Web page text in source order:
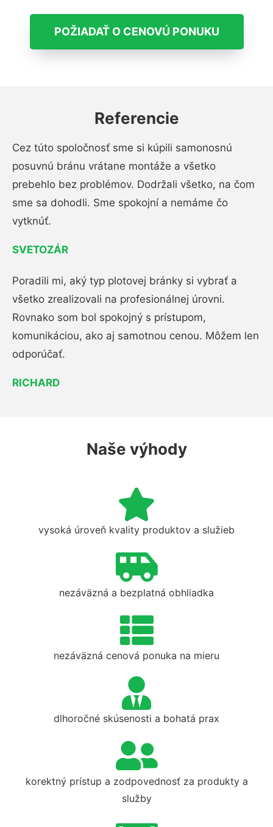
POŽIADAŤ O CENOVÚ PONUKU
Referencie
Cez túto spoločnosť sme si kúpili samonosnú
posuvnú bránu vrátane montáže a všetko
prebehlo bez problémov. Dodržali všetko, na čom
sme sa dohodli. Sme spokojní a nemáme čo
vytknúť.
SVETOZÁR
Poradili mi, aký typ plotovej bránky si vybrať a
všetko zrealizovali na profesionálnej úrovni.
Rovnako som bol spokojný s prístupom,
komunikáciou, ako aj samotnou cenou. Môžem len
odporúčať.
RICHARD
Naše výhody
vysoká úroveň kvality produktov a služieb
nezáväzná a bezplatná obhliadka
nezáväzná cenová ponuka na mieru
dlhoročné skúsenosti a bohatá prax
korektný prístup a zodpovednosť za produkty a
služby